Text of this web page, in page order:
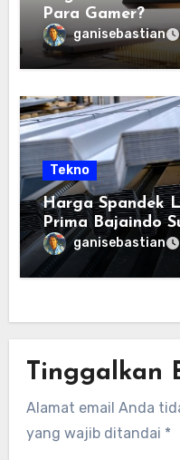
Para Gamer?
ganisebastian
Tekno
Harga Spandek
Prima Bajaindo
ganisebastian
Tinggalkan
Alamat email Anda
yang wajib ditandai *